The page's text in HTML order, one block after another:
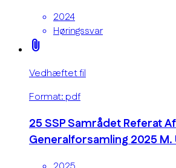
2024
Høringssvar
attach_file
Vedhæftet fil
Format: pdf
25 SSP Samrådet Referat Af
Generalforsamling 2025